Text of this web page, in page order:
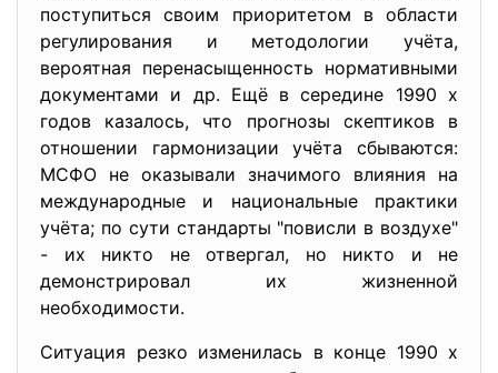
поступиться своим приоритетом в области
регулирования и методологии учёта,
вероятная перенасыщенность нормативными
документами и др. Ещё в середине 1990 х
годов казалось, что прогнозы скептиков в
отношении гармонизации учёта сбываются:
МСФО не оказывали значимого влияния на
международные и национальные практики
учёта; по сути стандарты "повисли в воздухе"
- их никто не отвергал, но никто и не
демонстрировал их жизненной
необходимости.
Ситуация резко изменилась в конце 1990 х